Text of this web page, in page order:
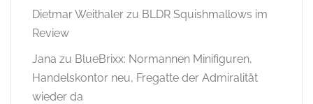
Dietmar Weithaler zu BLDR Squishmallows im
Review
Jana zu BlueBrixx: Normannen Minifiguren,
Handelskontor neu, Fregatte der Admiralität
wieder da